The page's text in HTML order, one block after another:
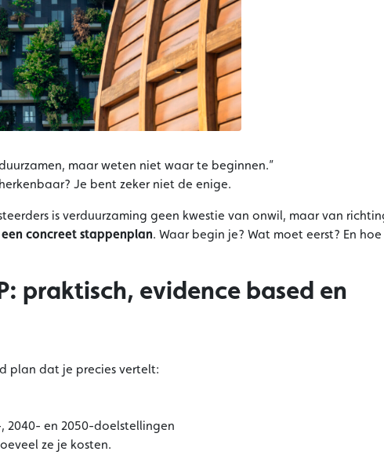
maar weten niet waar te beginnen.”
Je bent zeker niet de enige.
is verduurzaming geen kwestie van onwil, maar van
een concreet stappenplan. Waar begin je? Wat moet eerst? En
praktisch, evidence based en
plan dat je precies vertelt:
2040- en 2050-doelstellingen
ze je kosten.